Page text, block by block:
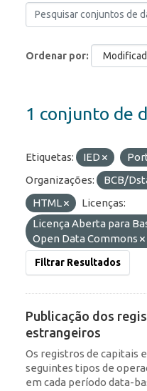
Ordenar por
1 conjunto de
Etiquetas: IED
Organizações:
BCB/
HTML
Licenças:
Licença Aberta para
Open Data Commons
Filtrar Resultados
Publicação dos
estrangeiros
Os registros de capitais
seguintes tipos de
em cada período data-